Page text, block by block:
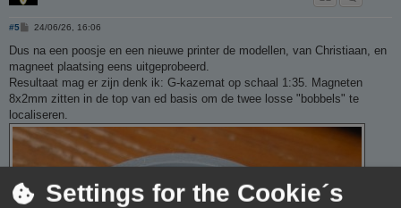
#5
B
c
h
24/06/26, 16:06
Dus na een poosje en een nieuwe printer de modellen, van Christiaan, en
magneet plaatsing eens uitgeprobeerd.
Resultaat mag er zijn denk ik: G-kazemat op schaal 1:35. Magneten
8x2mm zitten in de top van ed basis om de twee losse "bobbels" te
localiseren.
Settings for the Cookie´s